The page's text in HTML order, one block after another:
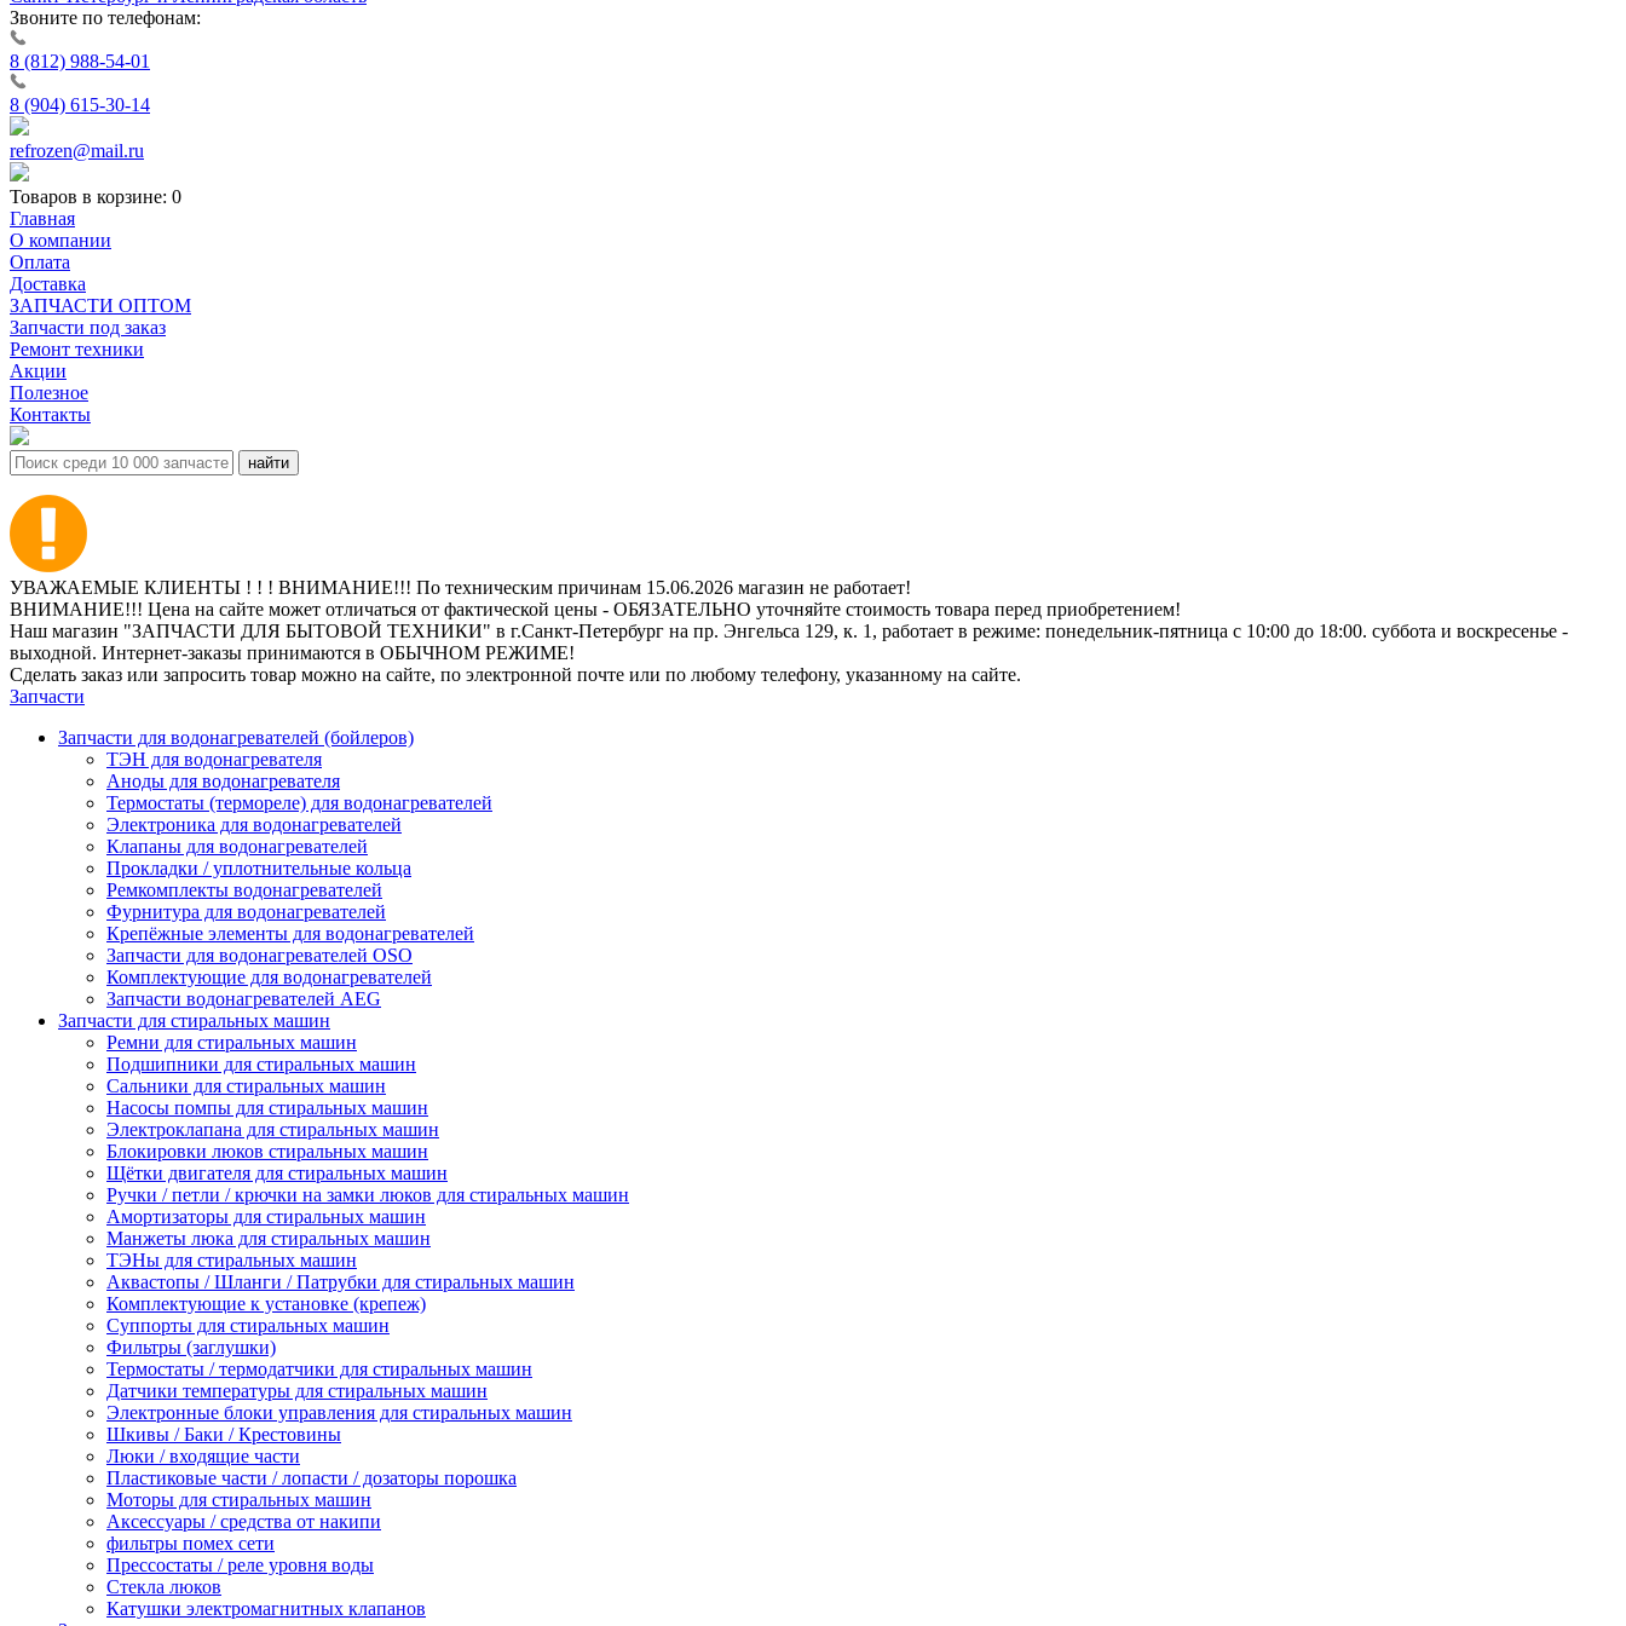
Звоните по телефонам:
8 (812) 988-54-01
8 (904) 615-30-14
refrozen@mail.ru
Товаров в корзине: 0
Главная
О компании
Оплата
Доставка
ЗАПЧАСТИ ОПТОМ
Запчасти под заказ
Ремонт техники
Акции
Полезное
Контакты
УВАЖАЕМЫЕ КЛИЕНТЫ ! ! ! ВНИМАНИЕ!!! По техническим причинам 15.06.2026 магазин не работает!
ВНИМАНИЕ!!! Цена на сайте может отличаться от фактической цены - ОБЯЗАТЕЛЬНО уточняйте стоимость товара перед приобретением!
Наш магазин "ЗАПЧАСТИ ДЛЯ БЫТОВОЙ ТЕХНИКИ" в г.Санкт-Петербург на пр. Энгельса 129, к. 1, работает в режиме: понедельник-пятница с 10:00 до 18:00. суббота и воскресенье -
выходной. Интернет-заказы принимаются в ОБЫЧНОМ РЕЖИМЕ!
Сделать заказ или запросить товар можно на сайте, по электронной почте или по любому телефону, указанному на сайте.
Запчасти
Запчасти для водонагревателей (бойлеров)
ТЭН для водонагревателя
Аноды для водонагревателя
Термостаты (термореле) для водонагревателей
Электроника для водонагревателей
Клапаны для водонагревателей
Прокладки / уплотнительные кольца
Ремкомплекты водонагревателей
Фурнитура для водонагревателей
Крепёжные элементы для водонагревателей
Запчасти для водонагревателей OSO
Комплектующие для водонагревателей
Запчасти водонагревателей AEG
Запчасти для стиральных машин
Ремни для стиральных машин
Подшипники для стиральных машин
Сальники для стиральных машин
Насосы помпы для стиральных машин
Электроклапана для стиральных машин
Блокировки люков стиральных машин
Щётки двигателя для стиральных машин
Ручки / петли / крючки на замки люков для стиральных машин
Амортизаторы для стиральных машин
Манжеты люка для стиральных машин
ТЭНы для стиральных машин
Аквастопы / Шланги / Патрубки для стиральных машин
Комплектующие к установке (крепеж)
Суппорты для стиральных машин
Фильтры (заглушки)
Термостаты / термодатчики для стиральных машин
Датчики температуры для стиральных машин
Электронные блоки управления для стиральных машин
Шкивы / Баки / Крестовины
Люки / входящие части
Пластиковые части / лопасти / дозаторы порошка
Моторы для стиральных машин
Аксессуары / средства от накипи
фильтры помех сети
Прессостаты / реле уровня воды
Стекла люков
Катушки электромагнитных клапанов